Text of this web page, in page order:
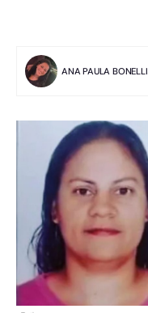
ANA PAULA BONELLI